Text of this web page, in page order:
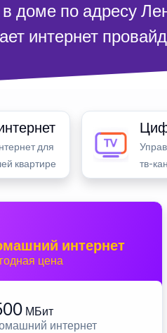
доме по адресу
интернет
для
квартире
тв-
интернет
цена
МБит
интернет